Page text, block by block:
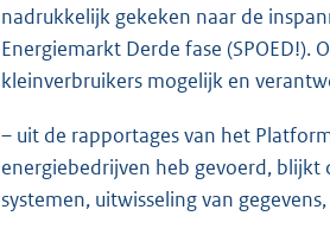
nadrukkelijk gekeken naar de
Energiemarkt Derde fase (SPOED!).
kleinverbruikers mogelijk en
– uit de rapportages van het
energiebedrijven heb gevoerd,
systemen, uitwisseling van